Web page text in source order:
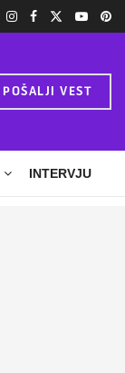
POŠALJI VEST
INTERVJU